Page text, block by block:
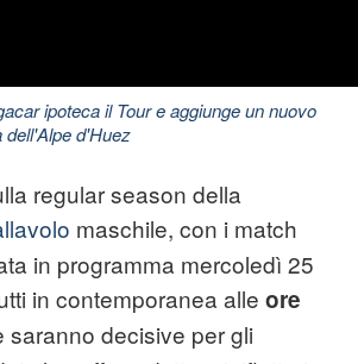
ipoteca il Tour e aggiunge un nuovo
dell'Alpe d'Huez
regular season della
maschile, con i match
in programma mercoledì 25
in contemporanea alle ore
saranno decisive per gli